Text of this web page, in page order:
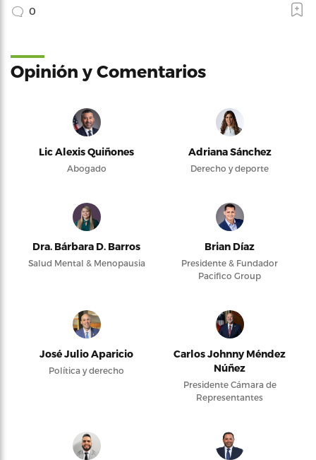
0
Opinión y Comentarios
Lic Alexis Quiñones
Abogado
Adriana Sánchez
Derecho y deporte
Dra. Bárbara D. Barros
Salud Mental & Menopausia
Brian Díaz
Presidente & Fundador
Pacifico Group
José Julio Aparicio
Política y derecho
Carlos Johnny Méndez
Núñez
Presidente Cámara de
Representantes